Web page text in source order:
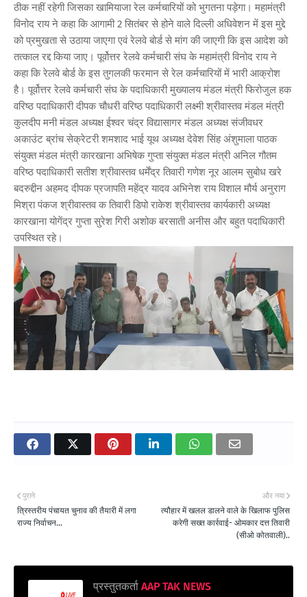
ठीक नहीं रहेगी जिसका खामियाजा रेल कर्मचारियों को भुगतना पड़ेगा। महामंत्री
विनोद राय ने कहा कि आगामी 2 सितंबर से होने वाले दिल्ली अधिवेशन में इस मुद्दे
को प्रमुखता से उठाया जाएगा एवं रेलवे बोर्ड से मांग की जाएगी कि इस आदेश को
तत्काल रद्द किया जाए। पूर्वोत्तर रेलवे कर्मचारी संघ के महामंत्री विनोद राय ने
कहा कि रेलवे बोर्ड के इस तुगलकी फरमान से रेल कर्मचारियों में भारी आक्रोश
है। पूर्वोत्तर रेलवे कर्मचारी संघ के पदाधिकारी मुख्यालय मंडल मंत्री फिरोजुल हक
वरिष्ठ पदाधिकारी दीपक चौधरी वरिष्ठ पदाधिकारी लक्ष्मी श्रीवास्तव मंडल मंत्री
कुलदीप मनी मंडल अध्यक्ष ईश्वर चंद्र विद्यासागर मंडल अध्यक्ष संजीवधर
अकाउंट ब्रांच सेक्रेटरी शमशाद भाई यूथ अध्यक्ष देवेश सिंह अंशुमाला पाठक
संयुक्त मंडल मंत्री कारखाना अभिषेक गुप्ता संयुक्त मंडल मंत्री अनिल गौतम
वरिष्ठ पदाधिकारी सतीश श्रीवास्तव धर्मेंद्र तिवारी गणेश नूर आलम सुबोध खरे
बदरुद्दीन अहमद दीपक प्रजापति महेंद्र यादव अभिनेश राय विशाल मौर्य अनुराग
मिश्रा पंकज श्रीवास्तव क तिवारी डिपो राकेश श्रीवास्तव कार्यकारी अध्यक्ष
कारखाना योगेंद्र गुप्ता सुरेश गिरी अशोक बरसाती अनीस और बहुत पदाधिकारी
उपस्थित रहे।
और नया
त्यौहार में खलल डालने वाले के खिलाफ पुलिस
करेगी सख्त कार्रवाई- ओमकार दत्त तिवारी
(सीओ कोतवाली)..
पुराने
त्रिस्तरीय पंचायत चुनाव की तैयारी में लगा
राज्य निर्वाचन...
प्रस्तुतकर्ता AAP TAK NEWS